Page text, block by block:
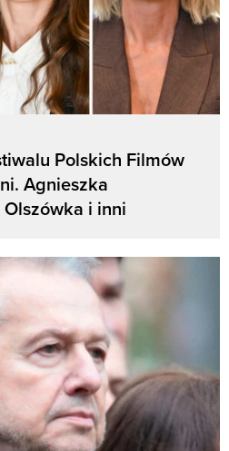
Polskich Filmów
Agnieszka
i inni